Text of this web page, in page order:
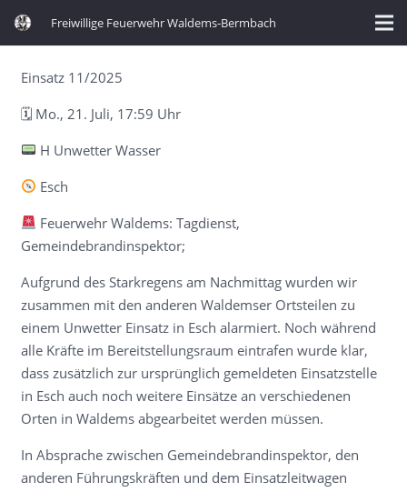
Freiwillige Feuerwehr Waldems-Bermbach
Einsatz 11/2025
🗓 Mo., 21. Juli, 17:59 Uhr
H Unwetter Wasser
Esch
Feuerwehr Waldems: Tagdienst,
Gemeindebrandinspektor;
Aufgrund des Starkregens am Nachmittag wurden wir
zusammen mit den anderen Waldemser Ortsteilen zu
einem Unwetter Einsatz in Esch alarmiert. Noch während
alle Kräfte im Bereitstellungsraum eintrafen wurde klar,
dass zusätzlich zur ursprünglich gemeldeten Einsatzstelle
in Esch auch noch weitere Einsätze an verschiedenen
Orten in Waldems abgearbeitet werden müssen.
In Absprache zwischen Gemeindebrandinspektor, den
anderen Führungskräften und dem Einsatzleitwagen